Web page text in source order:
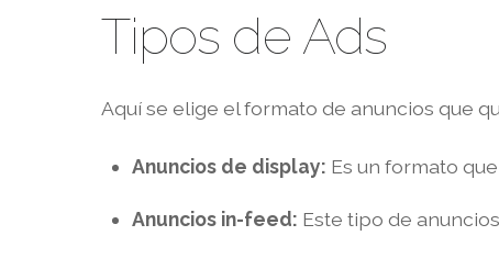
Tipos de Ads
Aquí se elige el formato de anuncios que
Anuncios de display: Es un formato
Anuncios in-feed: Este tipo de